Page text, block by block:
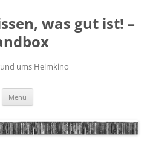
was gut ist! –
ums Heimkino
Menü